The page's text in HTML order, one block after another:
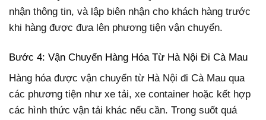
nhận thông tin, và lập biên nhận cho khách hàng trước
khi hàng được đưa lên phương tiện vận chuyển.
Bước 4: Vận Chuyển Hàng Hóa Từ Hà Nội Đi Cà Mau
Hàng hóa được vận chuyển từ Hà Nội đi Cà Mau qua
các phương tiện như xe tải, xe container hoặc kết hợp
các hình thức vận tải khác nếu cần. Trong suốt quá